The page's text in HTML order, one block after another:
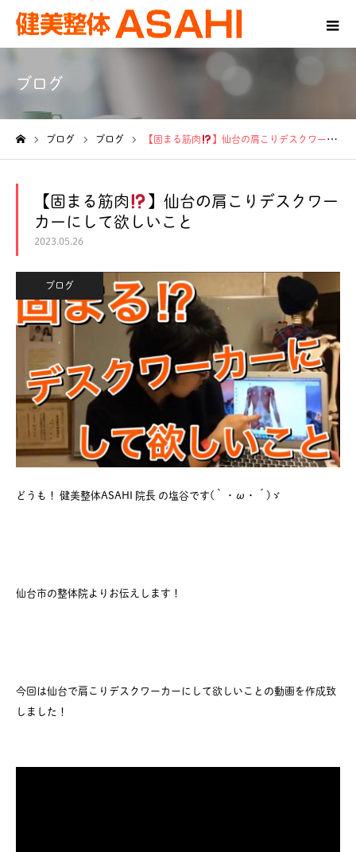
ブログ
ブログ ブログ 【固まる筋肉 】仙台の肩こりデスクワーカーにして欲しいこと
【固まる筋肉
】仙台の肩こりデスクワー
カーにして欲しいこと
2023.05.26
ブログ
どうも！ 健美整体ASAHI 院長 の塩谷です(｀・ω・´)ゞ
仙台市の整体院よりお伝えします！
今回は仙台で肩こりデスクワーカーにして欲しいことの動画を作成致
しました！